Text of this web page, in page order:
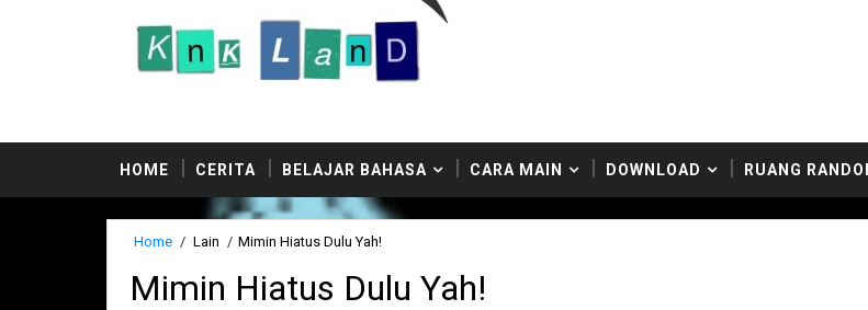
HOME CERITA BELAJAR BAHASA CARA MAIN DOWNLOAD RUANG
Home / Lain / Mimin Hiatus Dulu Yah!
Mimin Hiatus Dulu Yah!